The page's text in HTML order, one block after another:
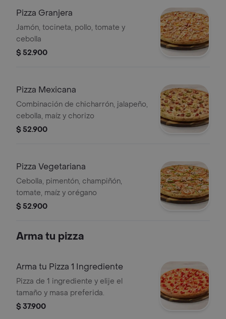
Pizza Granjera
Jamón, tocineta, pollo, tomate y
cebolla
$ 52.900
Pizza Mexicana
Combinación de chicharrón, jalapeño,
cebolla, maíz y chorizo
$ 52.900
Pizza Vegetariana
Cebolla, pimentón, champiñón,
tomate, maíz y orégano
$ 52.900
Arma tu pizza
Arma tu Pizza 1 Ingrediente
Pizza de 1 ingrediente y elije el
tamaño y masa preferida.
$ 37.900